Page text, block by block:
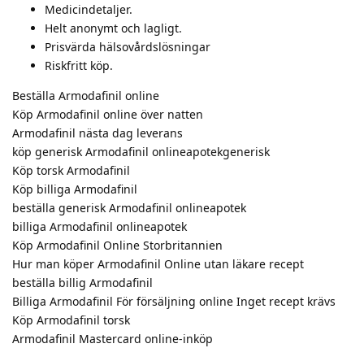
Medicindetaljer.
Helt anonymt och lagligt.
Prisvärda hälsovårdslösningar
Riskfritt köp.
Beställa Armodafinil online
Köp Armodafinil online över natten
Armodafinil nästa dag leverans
köp generisk Armodafinil onlineapotekgenerisk
Köp torsk Armodafinil
Köp billiga Armodafinil
beställa generisk Armodafinil onlineapotek
billiga Armodafinil onlineapotek
Köp Armodafinil Online Storbritannien
Hur man köper Armodafinil Online utan läkare recept
beställa billig Armodafinil
Billiga Armodafinil För försäljning online Inget recept krävs
Köp Armodafinil torsk
Armodafinil Mastercard online-inköp